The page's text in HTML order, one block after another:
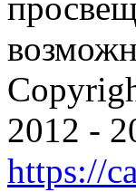
2012 -
https://